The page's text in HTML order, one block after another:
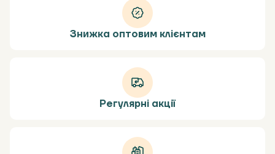
Знижка оптовим клієнтам
Регулярні акції